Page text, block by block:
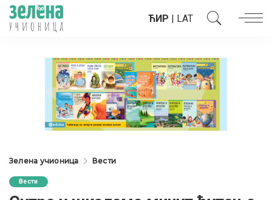
ЋИР | LAT
Зелена учионица Вести
Вести